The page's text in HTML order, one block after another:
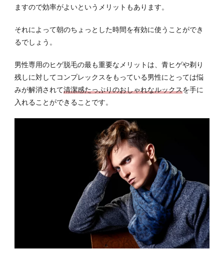
ますので効率がよいというメリットもあります。
それによって朝のちょっとした時間を有効に使うことができ
るでしょう。
男性専用のヒゲ脱毛の最も重要なメリットは、青ヒゲや剃り
残しに対してコンプレックスをもっている男性にとっては悩
みが解消されて清潔感たっぷりのおしゃれなルックスを手に
入れることができることです。